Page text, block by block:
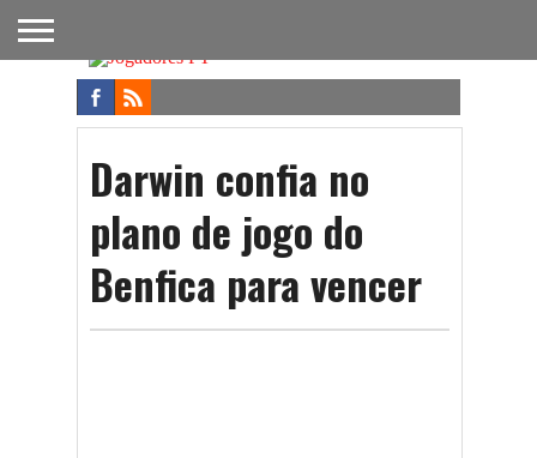
FUTEBOL
NACIONAL
FUTEBOL
INTERNACIONAL
NOTÍCIAS
ONDE
ASSISTIR
FUTEBOL
NA TV
APOSTAS
Darwin confia no
plano de jogo do
Benfica para vencer